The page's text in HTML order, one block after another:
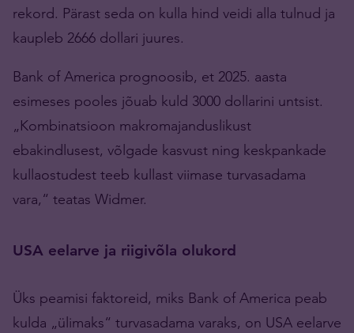
rekord. Pärast seda on kulla hind veidi alla tulnud ja
kaupleb 2666 dollari juures.
Bank of America prognoosib, et 2025. aasta
esimeses pooles jõuab kuld 3000 dollarini untsist.
„Kombinatsioon makromajanduslikust
ebakindlusest, võlgade kasvust ning keskpankade
kullaostudest teeb kullast viimase turvasadama
vara,“ teatas Widmer.
USA eelarve ja riigivõla olukord
Üks peamisi faktoreid, miks Bank of America peab
kulda „ülimaks“ turvasadama varaks, on USA eelarve